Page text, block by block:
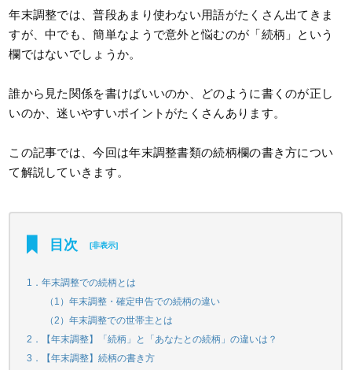
年末調整では、普段あまり使わない用語がたくさん出てきま
すが、中でも、簡単なようで意外と悩むのが「続柄」という
欄ではないでしょうか。
誰から見た関係を書けばいいのか、どのように書くのが正し
いのか、迷いやすいポイントがたくさんあります。
この記事では、今回は年末調整書類の続柄欄の書き方につい
て解説していきます。
目次 [非表示]
1．年末調整での続柄とは
（1）年末調整・確定申告での続柄の違い
（2）年末調整での世帯主とは
2．【年末調整】「続柄」と「あなたとの続柄」の違いは？
3．【年末調整】続柄の書き方